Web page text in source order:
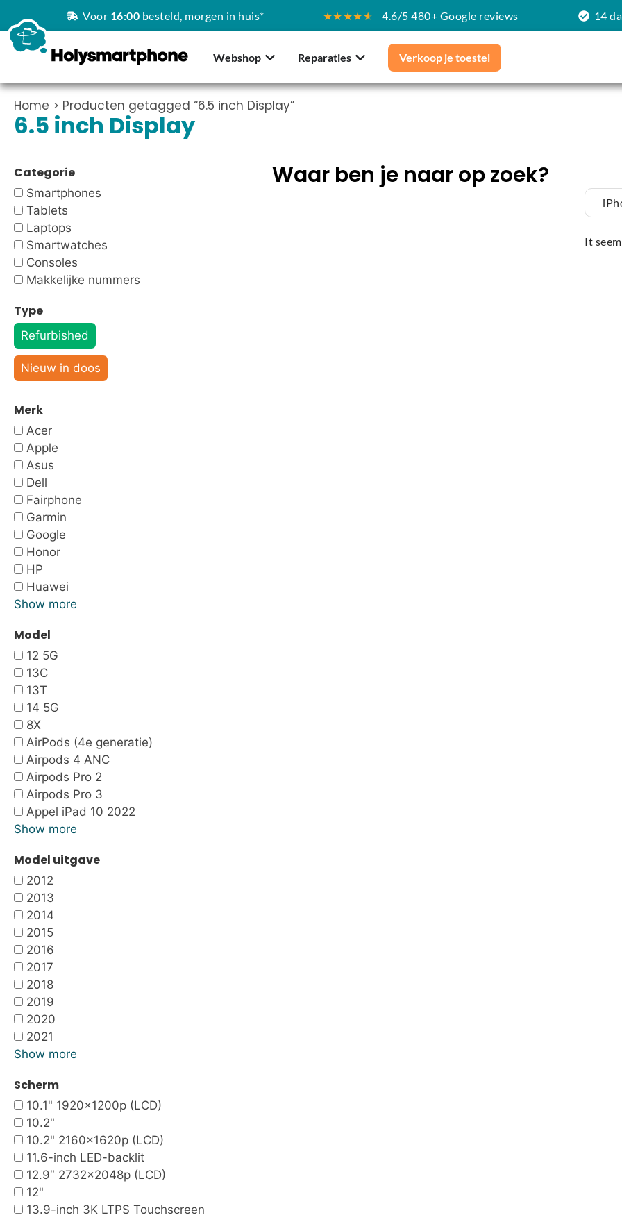
Voor 16:00 besteld, morgen in huis* ★★★★★ 4.6/5 480+ Google reviews 14
Webshop Reparaties Verkoop je toestel
Home > Producten getagged “6.5 inch Display”
6.5 inch Display
Categorie
Smartphones
Tablets
Laptops
Smartwatches
Consoles
Makkelijke nummers
Type
Refurbished
Nieuw in doos
Merk
Acer
Apple
Asus
Dell
Fairphone
Garmin
Google
Honor
HP
Huawei
Show more
Model
12 5G
13C
13T
14 5G
8X
AirPods (4e generatie)
Airpods 4 ANC
Airpods Pro 2
Airpods Pro 3
Appel iPad 10 2022
Show more
Model uitgave
2012
2013
2014
2015
2016
2017
2018
2019
2020
2021
Show more
Scherm
10.1" 1920x1200p (LCD)
10.2"
10.2" 2160x1620p (LCD)
11.6-inch LED-backlit
12.9″ 2732×2048p (LCD)
12"
13.9-inch 3K LTPS Touchscreen
Waar ben je naar op zoek?
It